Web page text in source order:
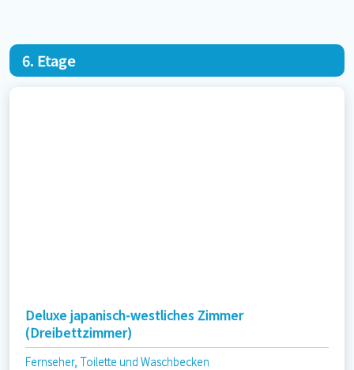
6. Etage
Deluxe japanisch-westliches Zimmer
(Dreibettzimmer)
Fernseher, Toilette und Waschbecken